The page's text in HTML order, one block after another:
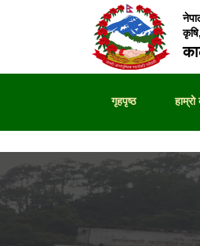
गृहपृष्ठ हाम्रो